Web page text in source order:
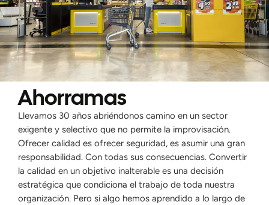
Ahorramas
Llevamos 30 años abriéndonos camino en un sector
exigente y selectivo que no permite la improvisación.
Ofrecer calidad es ofrecer seguridad, es asumir una gran
responsabilidad. Con todas sus consecuencias. Convertir
la calidad en un objetivo inalterable es una decisión
estratégica que condiciona el trabajo de toda nuestra
organización. Pero si algo hemos aprendido a lo largo de